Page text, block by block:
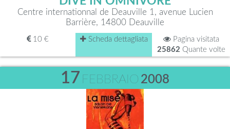
Centre internationnal de Deauville 1, avenue Lucien
Barrière, 14800 Deauville
10 € Scheda dettagliata
Pagina visitata
25862 Quante volte
17 FEBBRAIO 2008